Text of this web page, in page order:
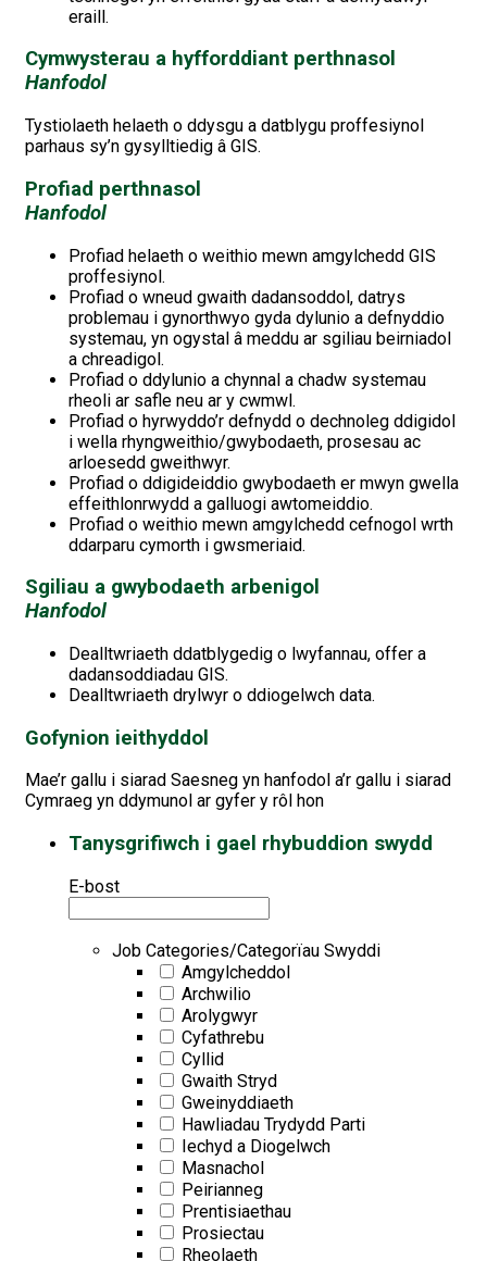
eraill.
Cymwysterau a hyfforddiant perthnasol
Hanfodol
Tystiolaeth helaeth o ddysgu a datblygu proffesiynol
parhaus sy’n gysylltiedig â GIS.
Profiad perthnasol
Hanfodol
Profiad helaeth o weithio mewn amgylchedd GIS
proffesiynol.
Profiad o wneud gwaith dadansoddol, datrys
problemau i gynorthwyo gyda dylunio a defnyddio
systemau, yn ogystal â meddu ar sgiliau beirniadol
a chreadigol.
Profiad o ddylunio a chynnal a chadw systemau
rheoli ar safle neu ar y cwmwl.
Profiad o hyrwyddo’r defnydd o dechnoleg ddigidol
i wella rhyngweithio/gwybodaeth, prosesau ac
arloesedd gweithwyr.
Profiad o ddigideiddio gwybodaeth er mwyn gwella
effeithlonrwydd a galluogi awtomeiddio.
Profiad o weithio mewn amgylchedd cefnogol wrth
ddarparu cymorth i gwsmeriaid.
Sgiliau a gwybodaeth arbenigol
Hanfodol
Dealltwriaeth ddatblygedig o lwyfannau, offer a
dadansoddiadau GIS.
Dealltwriaeth drylwyr o ddiogelwch data.
Gofynion ieithyddol
Mae’r gallu i siarad Saesneg yn hanfodol a’r gallu i siarad
Cymraeg yn ddymunol ar gyfer y rôl hon
Tanysgrifiwch i gael rhybuddion swydd
E-bost
Job Categories/Categorïau Swyddi
Amgylcheddol
Archwilio
Arolygwyr
Cyfathrebu
Cyllid
Gwaith Stryd
Gweinyddiaeth
Hawliadau Trydydd Parti
Iechyd a Diogelwch
Masnachol
Peirianneg
Prentisiaethau
Prosiectau
Rheolaeth